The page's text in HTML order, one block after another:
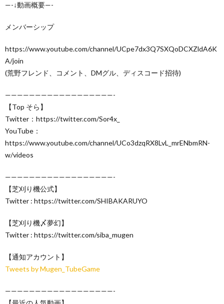
—-↓動画概要—-
メンバーシップ
https://www.youtube.com/channel/UCpe7dx3Q7SXQoDCXZldA6K
A/join
(荒野フレンド、コメント、DMグル、ディスコード招待)
——————————————————-
【Top そら】
Twitter：https://twitter.com/Sor4x_
YouTube：
https://www.youtube.com/channel/UCo3dzqRX8LvL_mrENbmRN-
w/videos
——————————————————-
【芝刈り機公式】
Twitter : https://twitter.com/SHIBAKARUYO
【芝刈り機〆夢幻】
Twitter : https://twitter.com/siba_mugen
【通知アカウント】
Tweets by Mugen_TubeGame
——————————————————-